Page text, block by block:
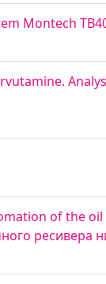
Montech
of the
ресивера